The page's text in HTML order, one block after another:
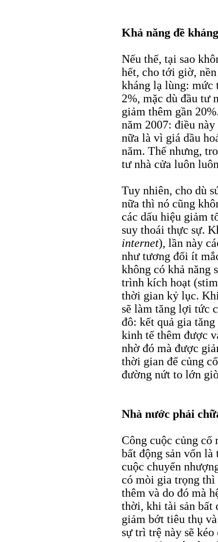
Khả năng đề kháng
Nếu thế, tại sao
hết, cho tới giờ,
kháng lạ lùng: mức
2%, mặc dù đầu tư
giảm thêm gần
năm 2007: điều
nữa là vì giá dầu
năm. Thế nhưng,
tư nhà cửa luôn
Tuy nhiên, cho dù
nữa thì nó cũng
các dấu hiệu giảm
suy thoái thực sự.
internet), lần này
như tương đối ít
không có khả năng
trình kích hoạt
thời gian kỷ lục.
sẽ làm tăng lợi tức
đô: kết quả gia
kinh tế thêm được
nhờ đó mà được
thời gian để củng
đường nứt to lớn
Nhà nước phải
Công cuộc củng
bất động sản vốn là
cuộc chuyển
có mòi gia trọng thì
thêm và do đó mà
thời, khi tài sản bất
giảm bớt tiêu thụ
sự trì trệ này sẽ